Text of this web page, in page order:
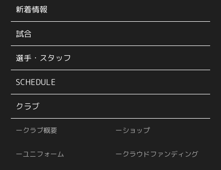
新着情報
試合
選手・スタッフ
SCHEDULE
クラブ
クラブ概要 ショップ
ユニフォーム クラウドファンディング